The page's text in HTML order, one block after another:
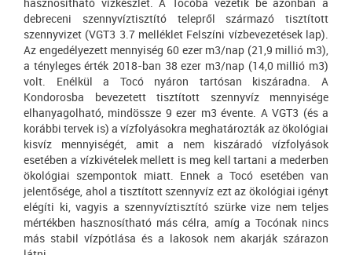
debreceni szennyvíztisztító telepről származó tisztított
szennyvizet (VGT3 3.7 melléklet Felszíni vízbevezetések lap).
Az engedélyezett mennyiség 60 ezer m3/nap (21,9 millió m3),
a tényleges érték 2018-ban 38 ezer m3/nap (14,0 millió m3)
volt. Enélkül a Tocó nyáron tartósan kiszáradna. A
Kondorosba bevezetett tisztított szennyvíz mennyisége
elhanyagolható, mindössze 9 ezer m3 évente. A VGT3 (és a
korábbi tervek is) a vízfolyásokra meghatározták az ökológiai
kisvíz mennyiségét, amit a nem kiszáradó vízfolyások
esetében a vízkivételek mellett is meg kell tartani a mederben
ökológiai szempontok miatt. Ennek a Tocó esetében van
jelentősége, ahol a tisztított szennyvíz ezt az ökológiai igényt
elégíti ki, vagyis a szennyvíztisztító szürke vize nem teljes
mértékben hasznosítható más célra, amíg a Tocónak nincs
más stabil vízpótlása és a lakosok nem akarják szárazon